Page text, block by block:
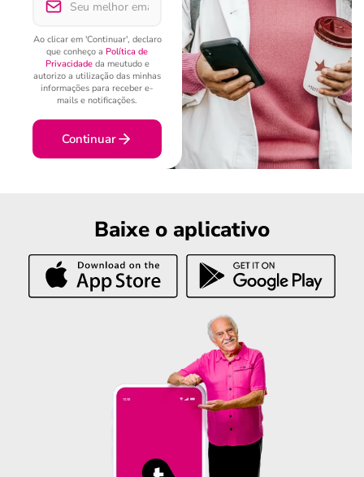
Ao clicar em 'Continuar', declaro
que conheço a Política de
Privacidadeda meutudo e
autorizo a utilização das minhas
informações para receber e-
mails e notificações.
Continuar
Baixe o aplicativo